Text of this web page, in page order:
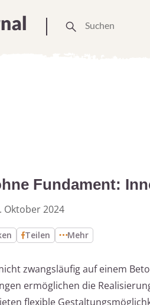
Fundament:
Oktober 2024
Teilen Mehr
zwangsläufig auf einem
ermöglichen die
flexible